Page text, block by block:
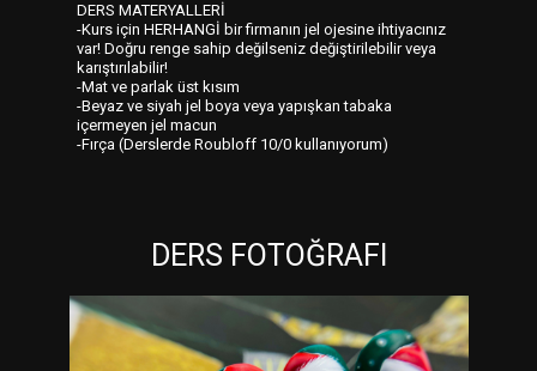
DERS MATERYALLERİ
-Kurs için HERHANGİ bir firmanın jel ojesine ihtiyacınız
var! Doğru renge sahip değilseniz değiştirilebilir veya
karıştırılabilir!
-Mat ve parlak üst kısım
-Beyaz ve siyah jel boya veya yapışkan tabaka
içermeyen jel macun
-Fırça (Derslerde Roubloff 10/0 kullanıyorum)
DERS FOTOĞRAFI